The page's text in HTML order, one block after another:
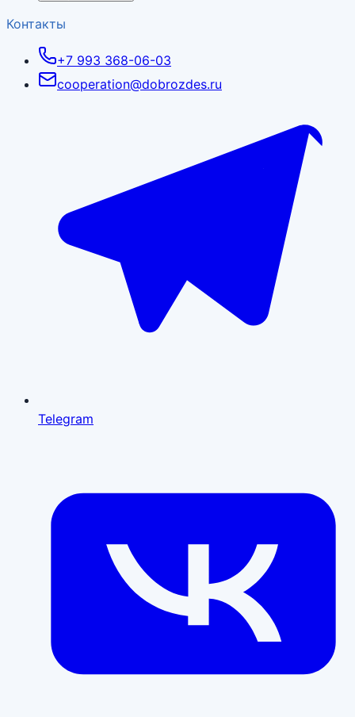
Контакты
+7 993 368-06-03
cooperation@dobrozdes.ru
Telegram